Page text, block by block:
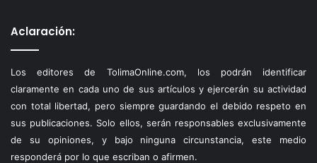
Aclaración:
Los editores de TolimaOnline.com, los podrán identificar
claramente en cada uno de sus artículos y ejercerán su actividad
con total libertad, pero siempre guardando el debido respeto en
sus publicaciones. Solo ellos, serán responsables exclusivamente
de su opiniones, y bajo ninguna circunstancia, este medio
responderá por lo que escriban o afirmen.